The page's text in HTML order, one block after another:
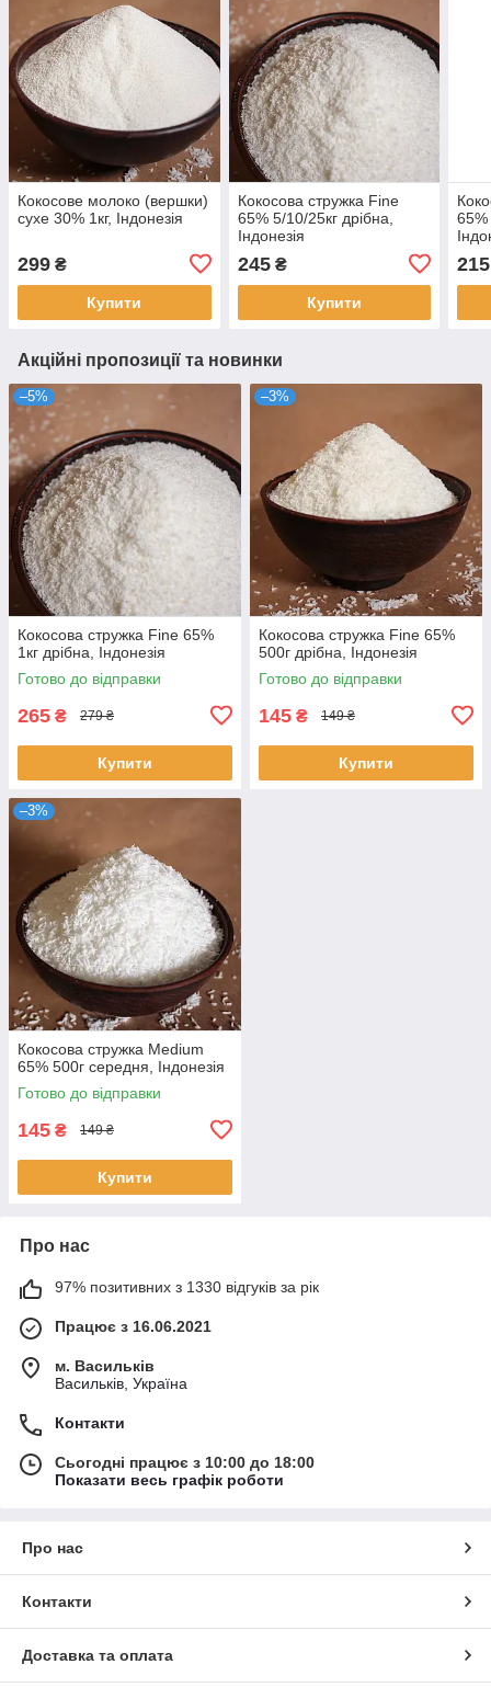
Кокосове молоко (вершки)
сухе 30% 1кг, Індонезія
299 ₴
Купити
Кокосова стружка Fine
65% 5/10/25кг дрібна,
Індонезія
245₴
Купити
65%
215
Акційні пропозиції та новинки
–5%
Кокосова стружка Fine 65%
1кг дрібна, Індонезія
Готово до відправки
265 ₴ 279 ₴
Купити
–3%
Кокосова стружка Fine 65%
500г дрібна, Індонезія
Готово до відправки
145 ₴ 149 ₴
Купити
–3%
Кокосова стружка Medium
65% 500г середня, Індонезія
Готово до відправки
145 ₴ 149 ₴
Купити
Про нас
97% позитивних з 1330 відгуків за рік
Працює з 16.06.2021
м. Васильків
Васильків, Україна
Контакти
Сьогодні працює з 10:00 до 18:00
Показати весь графік роботи
Про нас
Контакти
Доставка та оплата